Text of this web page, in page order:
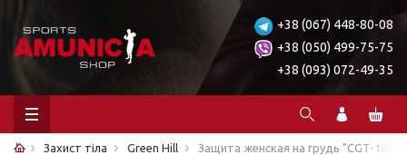
+38 (067) 448-80-08
+38 (050) 499-75-75
+38 (093) 072-49-35
Захист тіла Green Hill Защита женская на грудь "СGT-109"